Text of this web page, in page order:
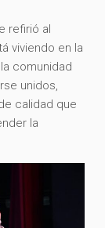
refirió al
viviendo en la
comunidad
unidos,
calidad que
la